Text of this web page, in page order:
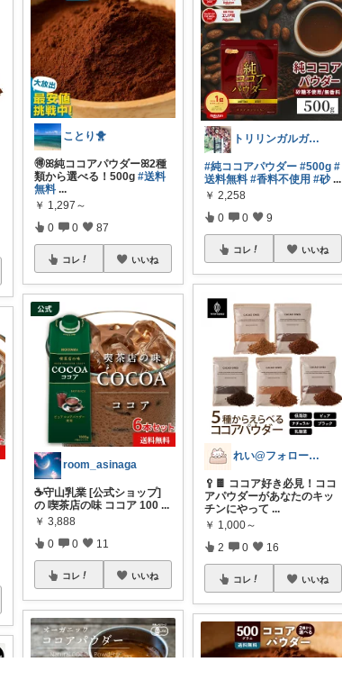
ことり🐥
🉐ꕤ純ココアパウダーꕤ2種
類から選べる！500g#送料
無料 ...
￥ 1,297～
0 0 87
コレ いいね
room_asinaga
☕️守山乳業 [公式ショップ]
の 喫茶店の味 ココア 100 ...
￥ 3,888
0 0 11
コレ いいね
トリリンガルガール🎈7月大感謝😊
#純ココアパウダー #500g #
送料無料 #香料不使用 #砂 ...
￥ 2,258
0 0 9
コレ いいね
れい@フォロー＆経由購入感謝です♪
🥄🍫 ココア好き必見！ココ
アパウダーがあなたのキッ
チンにやって ...
￥ 1,000～
2 0 16
コレ いいね